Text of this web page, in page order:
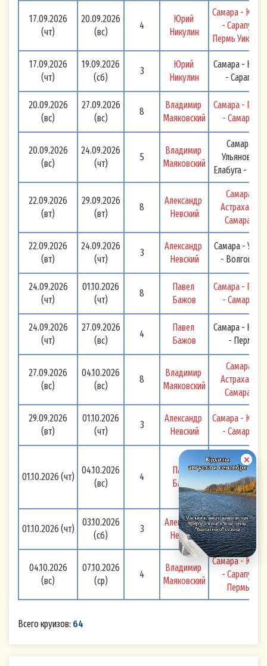
17.09.2026
(чт)
20.09.2026
(вс)
4
Юрий
Никулин
Самара -
- Сарапул -
Пермь Уикэнд!
17.09.2026
(чт)
19.09.2026
(сб)
3
Юрий
Никулин
Самара -
- Сарапул
20.09.2026
(вс)
27.09.2026
(вс)
8
Владимир
Маяковский
Самара -
- Самара
20.09.2026
(вс)
24.09.2026
(чт)
5
Владимир
Маяковский
Самара -
Ульяновск -
Елабуга -
22.09.2026
(вт)
29.09.2026
(вт)
8
Александр
Невский
Самара -
Астрахань -
Самара
22.09.2026
(вт)
24.09.2026
(чт)
3
Александр
Невский
Самара -
- Волгоград
24.09.2026
(чт)
01.10.2026
(чт)
8
Павел
Бажов
Самара -
- Самара
24.09.2026
(чт)
27.09.2026
(вс)
4
Павел
Бажов
Самара -
- Пермь
27.09.2026
(вс)
04.10.2026
(вс)
8
Владимир
Маяковский
Самара -
Астрахань -
Самара
29.09.2026
(вт)
01.10.2026
(чт)
3
Александр
Невский
Самара -
- Самара
01.10.2026 (чт)
04.10.2026
(вс)
4
Павел
Бажов
Самара -
- Сарапул
(Ижевск,
Пермь Уикэнд!
01.10.2026 (чт)
03.10.2026
(сб)
3
Александр
Невский
Самара -
Волгоград
04.10.2026
(вс)
07.10.2026
(ср)
4
Владимир
Маяковский
Самара -
- Сарапул -
Пермь
Всего круизов: 64
МАЯК» или его законному (уполномоченному)
представителю на электронный адрес:
otkaz-rassylka@volgawolga.ru
и/или на
Согласии.